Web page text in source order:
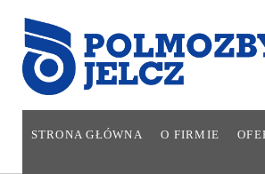
STRONA GŁÓWNA O FIRMIE